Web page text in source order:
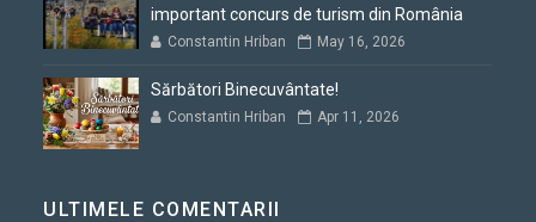
important concurs de turism din România
Constantin Hriban May 16, 2026
Sărbători Binecuvântate!
Constantin Hriban Apr 11, 2026
ULTIMELE COMENTARII